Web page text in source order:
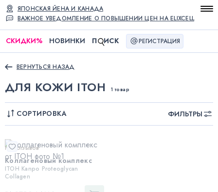
ВАЖНОЕ УВЕДОМЛЕНИЕ О ПОВЫШЕНИИ ЦЕН НА ELIXCELL
ЯПОНСКАЯ ЙЕНА И КАНАДА
СКИДКИ% НОВИНКИ П ИСК РЕГИСТРАЦИЯ
ВЕРНУТЬСЯ НАЗАД
ДЛЯ КОЖИ ITOH 1 товар
СОРТИРОВКА ФИЛЬТРЫ
Нет отзывов
Коллагеновый комплекс
ITOH Kanpo Proteoglycan
Collagen